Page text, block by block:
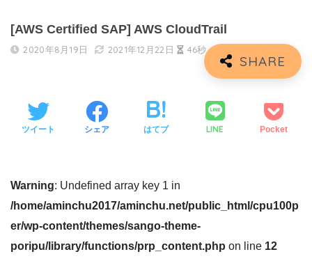
[AWS Certified SAP] AWS CloudTrail
2020年8月19日 2021年12月22日 46秒
ツイート シェア はてブ LINE Pocket
Warning: Undefined array key 1 in
/home/aminchu2017/aminchu.net/public_html/cpu100p
er/wp-content/themes/sango-theme-
poripu/library/functions/prp_content.php on line 12